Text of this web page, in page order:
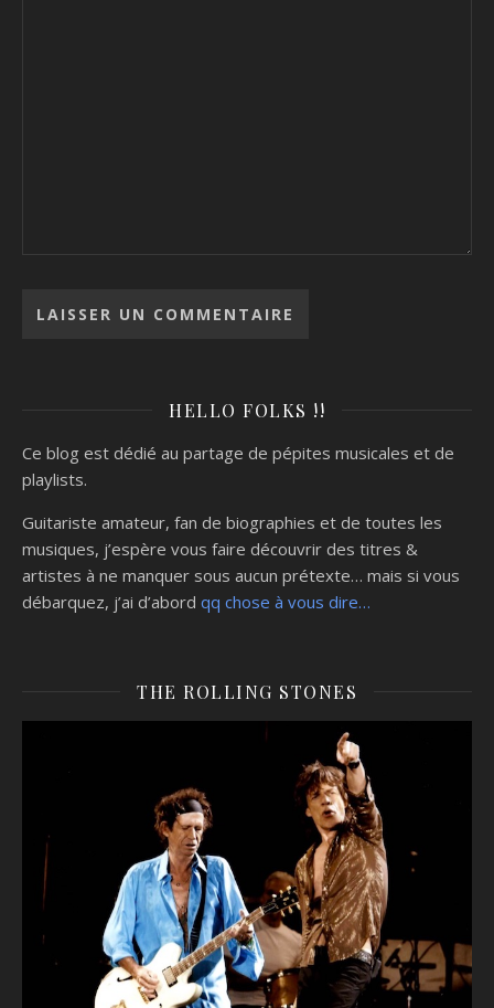
HELLO FOLKS !!
Ce blog est dédié au partage de pépites musicales et de
playlists.
Guitariste amateur, fan de biographies et de toutes les
musiques, j’espère vous faire découvrir des titres &
artistes à ne manquer sous aucun prétexte… mais si vous
débarquez, j’ai d’abord qq chose à vous dire…
THE ROLLING STONES